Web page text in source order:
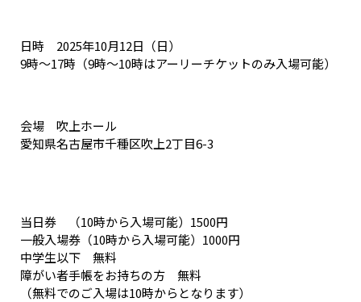
日時 2025年10月12日（日）
9時～17時（9時～10時はアーリーチケットのみ入場可能）
会場 吹上ホール
愛知県名古屋市千種区吹上2丁目6-3
当日券 （10時から入場可能）1500円
一般入場券（10時から入場可能）1000円
中学生以下 無料
障がい者手帳をお持ちの方 無料
（無料でのご入場は10時からとなります）